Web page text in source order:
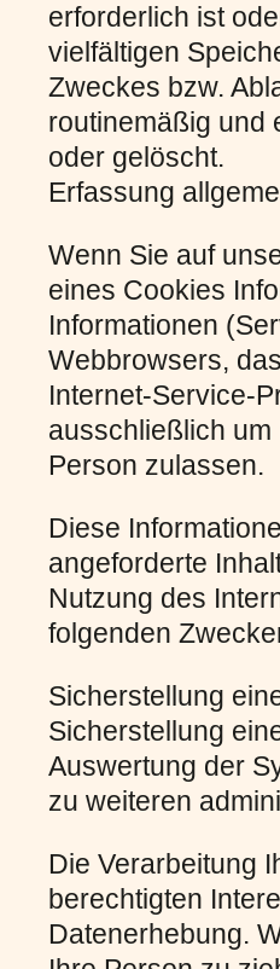
erforderlich ist
vielfältigen
Zweckes bzw.
routinemäßig und
oder gelöscht.
Erfassung
Wenn Sie auf
eines Cookies
Informationen
Webbrowsers,
Internet-Service-
ausschließlich
Person zulassen.
Diese
angeforderte
Nutzung des
folgenden
Sicherstellung
Sicherstellung
Auswertung der
zu weiteren
Die Verarbeitung
berechtigten
Datenerhebung.